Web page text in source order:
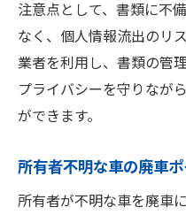
注意点として、書類に不
なく、個人情報流出のリ
業者を利用し、書類の管
プライバシーを守りなが
ができます。
所有者不明な車の廃車
所有者が不明な車を廃車